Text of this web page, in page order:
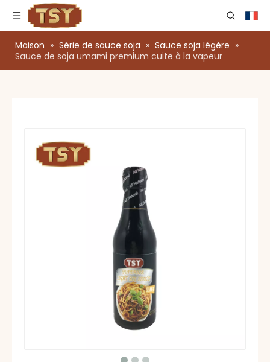
Maison » Série de sauce soja » Sauce soja légère »
Sauce de soja umami premium cuite à la vapeur